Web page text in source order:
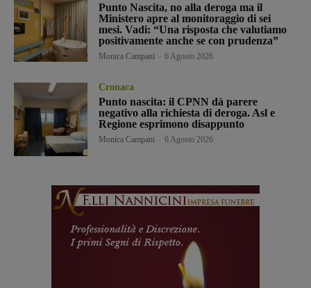
Punto Nascita, no alla deroga ma il
Ministero apre al monitoraggio di sei
mesi. Vadi: “Una risposta che valutiamo
positivamente anche se con prudenza”
Monica Campani 6 Agosto 2026
Cronaca
Punto nascita: il CPNN dà parere
negativo alla richiesta di deroga. Asl e
Regione esprimono disappunto
Monica Campani 6 Agosto 2026